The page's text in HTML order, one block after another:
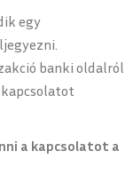
egy
banki oldalról
a kapcsolatot a